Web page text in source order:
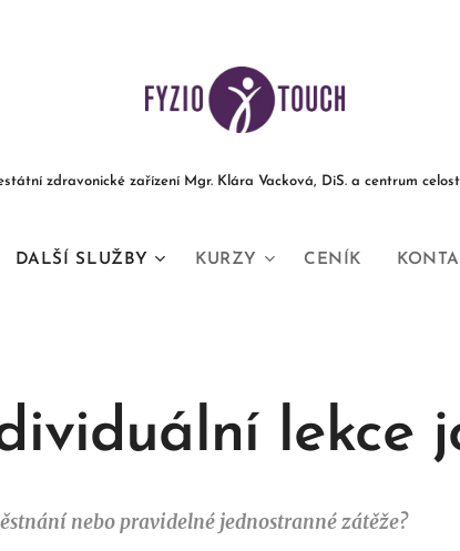
zdravonické zařízení Mgr. Klára Vacková, DiS. a centrum
DALŠÍ SLUŽBY KURZY CENÍK
lekce
nebo pravidelné jednostranné zátěže?